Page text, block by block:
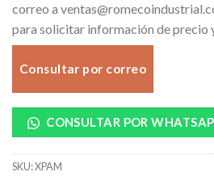
correo a
para solicitar información de precio
Consultar por correo
CONSULTAR POR
SKU:XPAM